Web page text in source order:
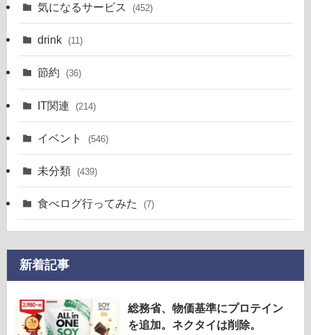
気になるサービス (452)
drink (11)
節約 (36)
IT関連 (214)
イベント (546)
未分類 (439)
食べログ行ってみた (7)
新着記事
総務省、物価基準にプロテイン
を追加。ネクタイは削除。